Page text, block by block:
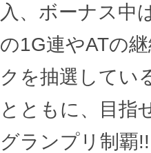
入、ボーナス中
の1G連やATの
クを抽選してい
とともに、目指
グランプリ制覇!!